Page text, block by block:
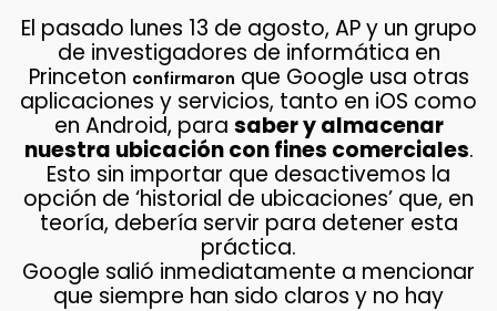
El pasado lunes 13 de agosto, AP y un grupo
de investigadores de informática en
Princeton confirmaron que Google usa otras
aplicaciones y servicios, tanto en iOS como
en Android, para saber y almacenar
nuestra ubicación con fines comerciales.
Esto sin importar que desactivemos la
opción de ‘historial de ubicaciones’ que, en
teoría, debería servir para detener esta
práctica.
Google salió inmediatamente a mencionar
que siempre han sido claros y no hay